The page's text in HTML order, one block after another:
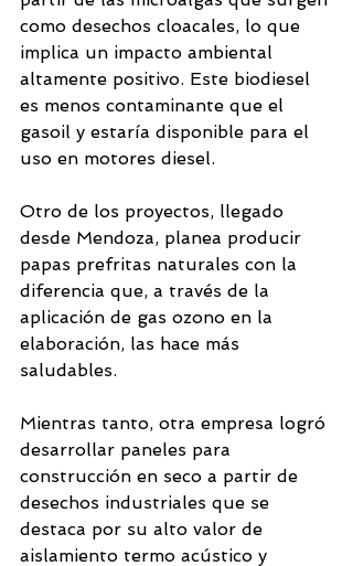
como desechos cloacales, lo que
implica un impacto ambiental
altamente positivo. Este biodiesel
es menos contaminante que el
gasoil y estaría disponible para el
uso en motores diesel.
Otro de los proyectos, llegado
desde Mendoza, planea producir
papas prefritas naturales con la
diferencia que, a través de la
aplicación de gas ozono en la
elaboración, las hace más
saludables.
Mientras tanto, otra empresa logró
desarrollar paneles para
construcción en seco a partir de
desechos industriales que se
destaca por su alto valor de
aislamiento termo acústico y